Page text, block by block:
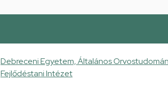
Debreceni Egyetem, Általános
Fejlődéstani Intézet